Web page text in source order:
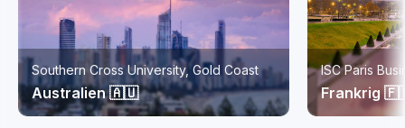
Southern Cross University, Gold Coast
Australien 🇦🇺
ISC Paris
Frankrig